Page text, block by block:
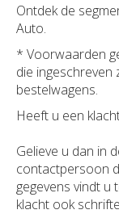
Ontdek de
Auto.
* Voorwaarden
die ingeschreven
bestelwagens.
Heeft u een
Gelieve u dan in
contactpersoon
gegevens vindt u
klacht ook